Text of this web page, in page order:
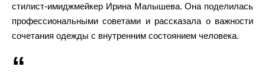
стилист-имиджмейкер Ирина Малышева. Она поделилась
профессиональными советами и рассказала о важности
сочетания одежды с внутренним состоянием человека.